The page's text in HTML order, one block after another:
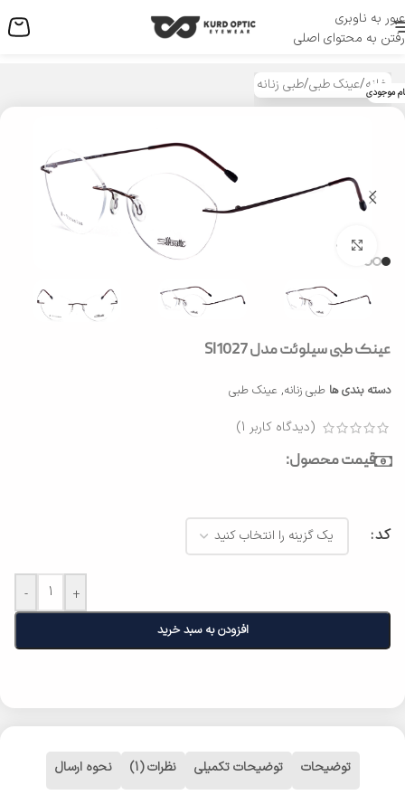
عبور به ناوبری
رفتن به محتوای اصلی
منو
خانه/عینک طبی/طبی زنانه موجودی
بزرگنمایی تصویر
عینک طبی سیلوئت مدل SI1027
دسته بندی ها طبی زنانه, عینک طبی
(دیدگاه کاربر 1
)
قیمت محصول:
کد
- +
افزودن به سبد خرید
توضیحات توضیحات تکمیلی نظرات (1) نحوه ارسال